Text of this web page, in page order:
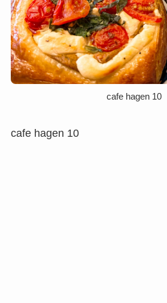
cafe hagen 10
cafe hagen 10